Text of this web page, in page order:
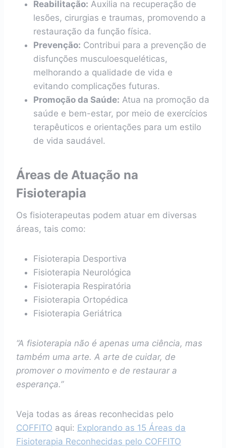
Reabilitação: Auxilia na recuperação de
lesões, cirurgias e traumas, promovendo a
restauração da função física.
Prevenção: Contribui para a prevenção de
disfunções musculoesqueléticas,
melhorando a qualidade de vida e
evitando complicações futuras.
Promoção da Saúde: Atua na promoção da
saúde e bem-estar, por meio de exercícios
terapêuticos e orientações para um estilo
de vida saudável.
Áreas de Atuação na
Fisioterapia
Os fisioterapeutas podem atuar em diversas
áreas, tais como:
Fisioterapia Desportiva
Fisioterapia Neurológica
Fisioterapia Respiratória
Fisioterapia Ortopédica
Fisioterapia Geriátrica
“A fisioterapia não é apenas uma ciência, mas
também uma arte. A arte de cuidar, de
promover o movimento e de restaurar a
esperança.”
Veja todas as áreas reconhecidas pelo
COFFITO aqui: Explorando as 15 Áreas da
Fisioterapia Reconhecidas pelo COFFITO